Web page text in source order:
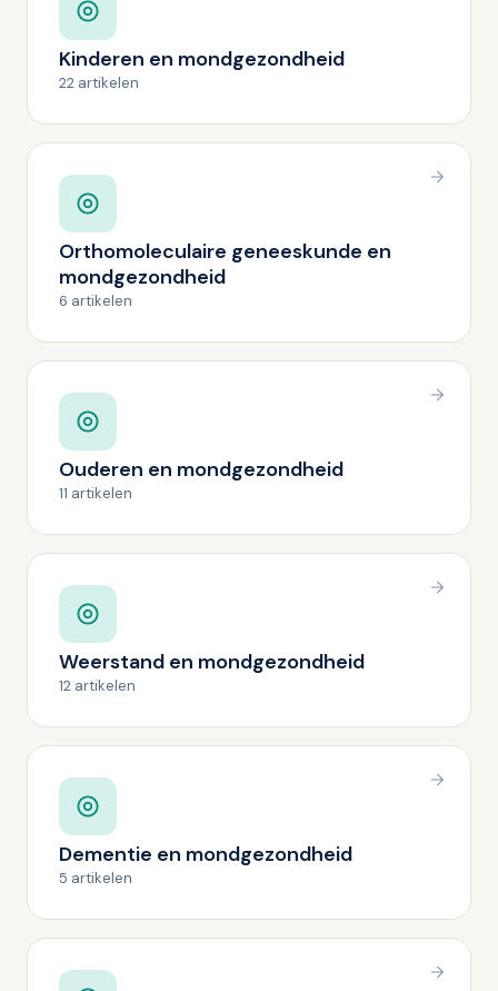
Kinderen en mondgezondheid
22 artikelen
Orthomoleculaire geneeskunde en
mondgezondheid
6 artikelen
Ouderen en mondgezondheid
11 artikelen
Weerstand en mondgezondheid
12 artikelen
Dementie en mondgezondheid
5 artikelen